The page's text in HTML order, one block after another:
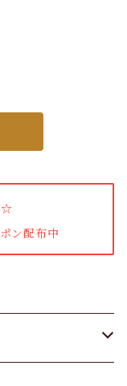
☆
ン配布中